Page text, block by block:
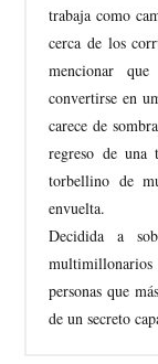
trabaja como
cerca de los
mencionar
convertirse en
carece de
regreso de una
torbellino de
envuelta.
Decidida a
personas que
de un secreto